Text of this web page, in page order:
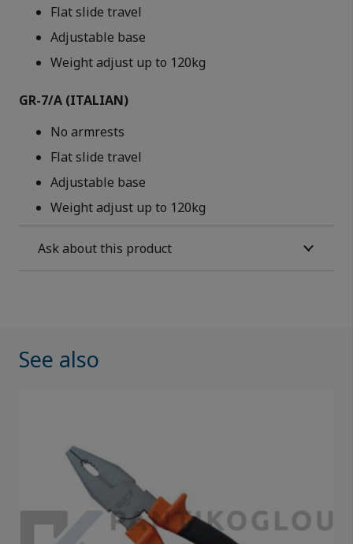
Flat slide travel
Adjustable base
Weight adjust up to 120kg
GR-7/A (ITALIAN)
No armrests
Flat slide travel
Adjustable base
Weight adjust up to 120kg
Ask about this product
See also